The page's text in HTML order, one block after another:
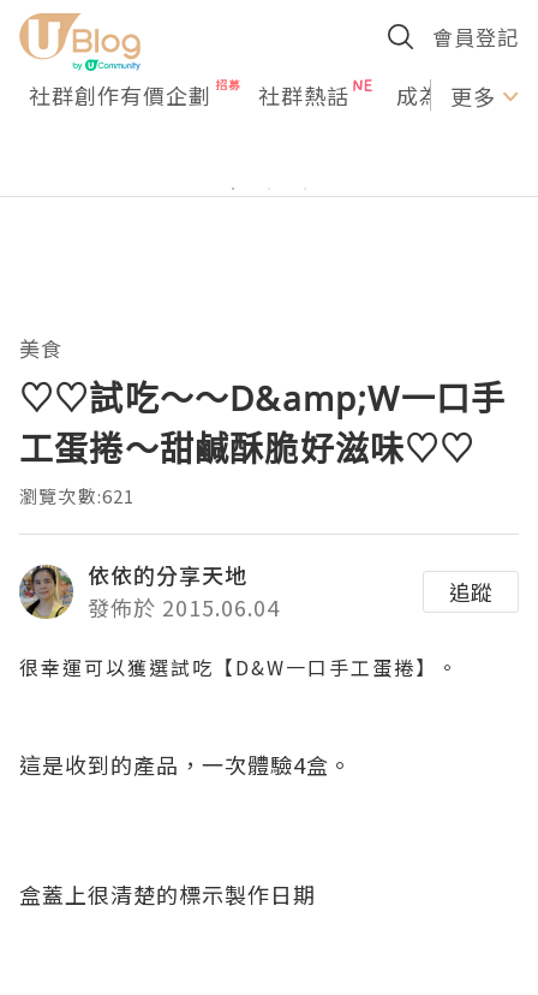
會員登記
社群創作有價企劃 社群熱話 成為U更多
美食
♡♡試吃～～D&amp;W一口手
工蛋捲～甜鹹酥脆好滋味♡♡
瀏覽次數:621
依依的分享天地
發佈於 2015.06.04
追蹤
很幸運可以獲選試吃【D&W一口手工蛋捲】。
這是收到的產品，一次體驗4盒。
盒蓋上很清楚的標示製作日期